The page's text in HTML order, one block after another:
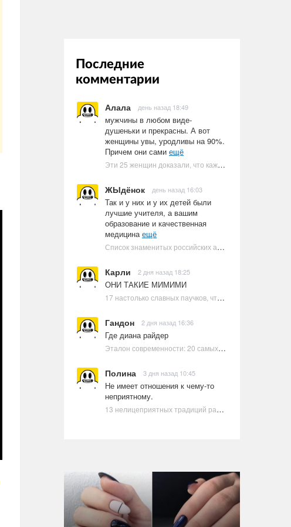
Последние
комментарии
Алала день назад 18:49
мужчины в любом виде-
душеньки и прекрасны. А вот
женщины увы, уродливы на 90%.
Причем они сами ещё
Эти 25 женщин доказали, что каждое тело имеет право быть в бикини
ЖЫдёнок день назад 16:03
Так и у них и у их детей были
лучшие учителя, а вашим
образование и качественная
медицинаещё
Список знаменитых российских артистов-евреев | Ультрамарин
Карли 2 дня назад 18:25
ОНИ ТАКИЕ МИМИМИ
17 настолько славных паучков, что даже у арахнофобов появится желание их погладить
Гандон 2 дня назад 16:36
Где диана райдер
Эталон современности: 20 самых красивых и привлекательных актрис Голливуда, по мнению Google | Ультрамарин
Полина 3 дня назад 10:45
Не имеет отношения к чему-то
неприятному.
13 нелицеприятных традиций разных стран, которые могут шокировать неподготовленного человека